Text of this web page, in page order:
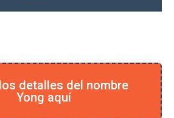
detalles del nombre
Yong aquí